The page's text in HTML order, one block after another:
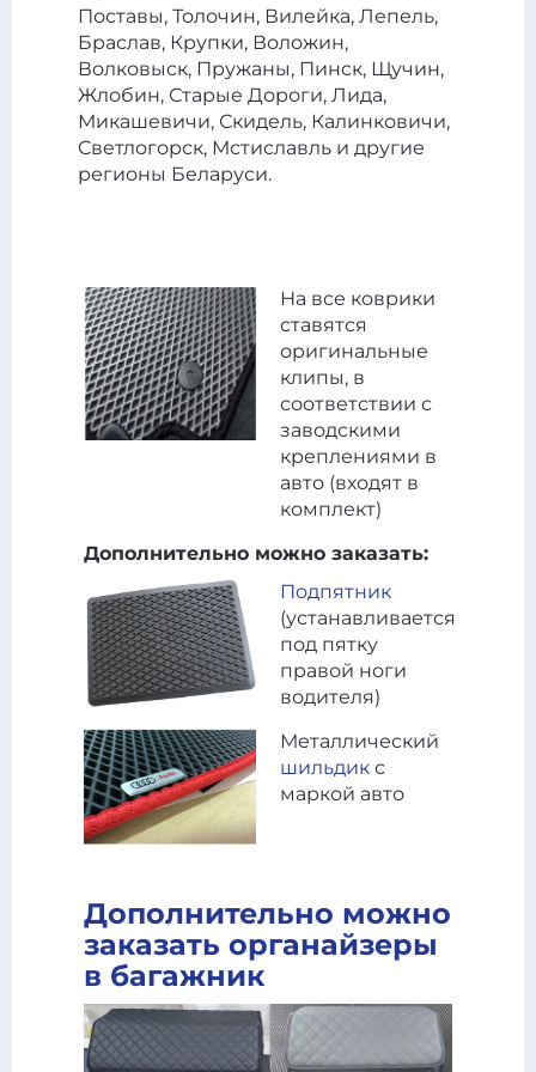
Поставы, Толочин, Вилейка, Лепель,
Браслав, Крупки, Воложин,
Волковыск, Пружаны, Пинск, Щучин,
Жлобин, Старые Дороги, Лида,
Микашевичи, Скидель, Калинковичи,
Светлогорск, Мстиславль и другие
регионы Беларуси.
На все коврики
ставятся
оригинальные
клипы, в
соответствии с
заводскими
креплениями в
авто (входят в
комплект)
Дополнительно можно заказать:
Подпятник
(устанавливается
под пятку
правой ноги
водителя)
Металлический
шильдик с
маркой авто
Дополнительно можно
заказать органайзеры
в багажник